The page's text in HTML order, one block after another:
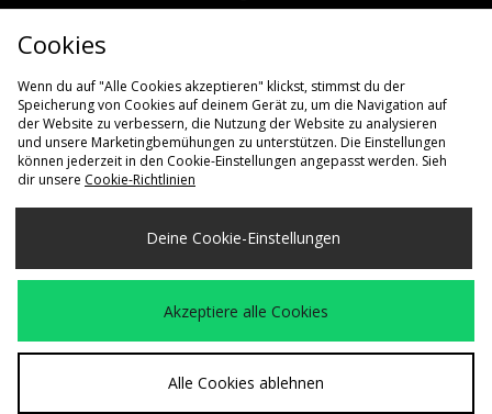
Lieferung Nach
Deutschland
Wir akzeptieren die folgenden Zahlungsmethoden
Besuchen Sie unsere Unternehmens-Website auf
Cookies
Wenn du auf "Alle Cookies akzeptieren" klickst, stimmst du der
Speicherung von Cookies auf deinem Gerät zu, um die Navigation auf
der Website zu verbessern, die Nutzung der Website zu analysieren
und unsere Marketingbemühungen zu unterstützen. Die Einstellungen
können jederzeit in den Cookie-Einstellungen angepasst werden. Sieh
dir unsere Cookie-Richtlinien
Deine Cookie-Einstellungen
Akzeptiere alle Cookies
Alle Cookies ablehnen